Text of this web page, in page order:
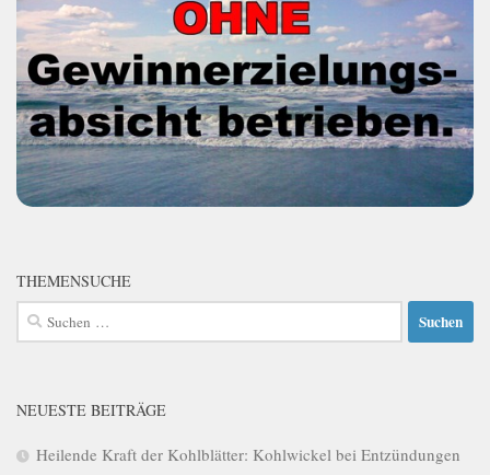
THEMENSUCHE
Suchen
nach:
NEUESTE BEITRÄGE
Heilende Kraft der Kohlblätter: Kohlwickel bei Entzündungen